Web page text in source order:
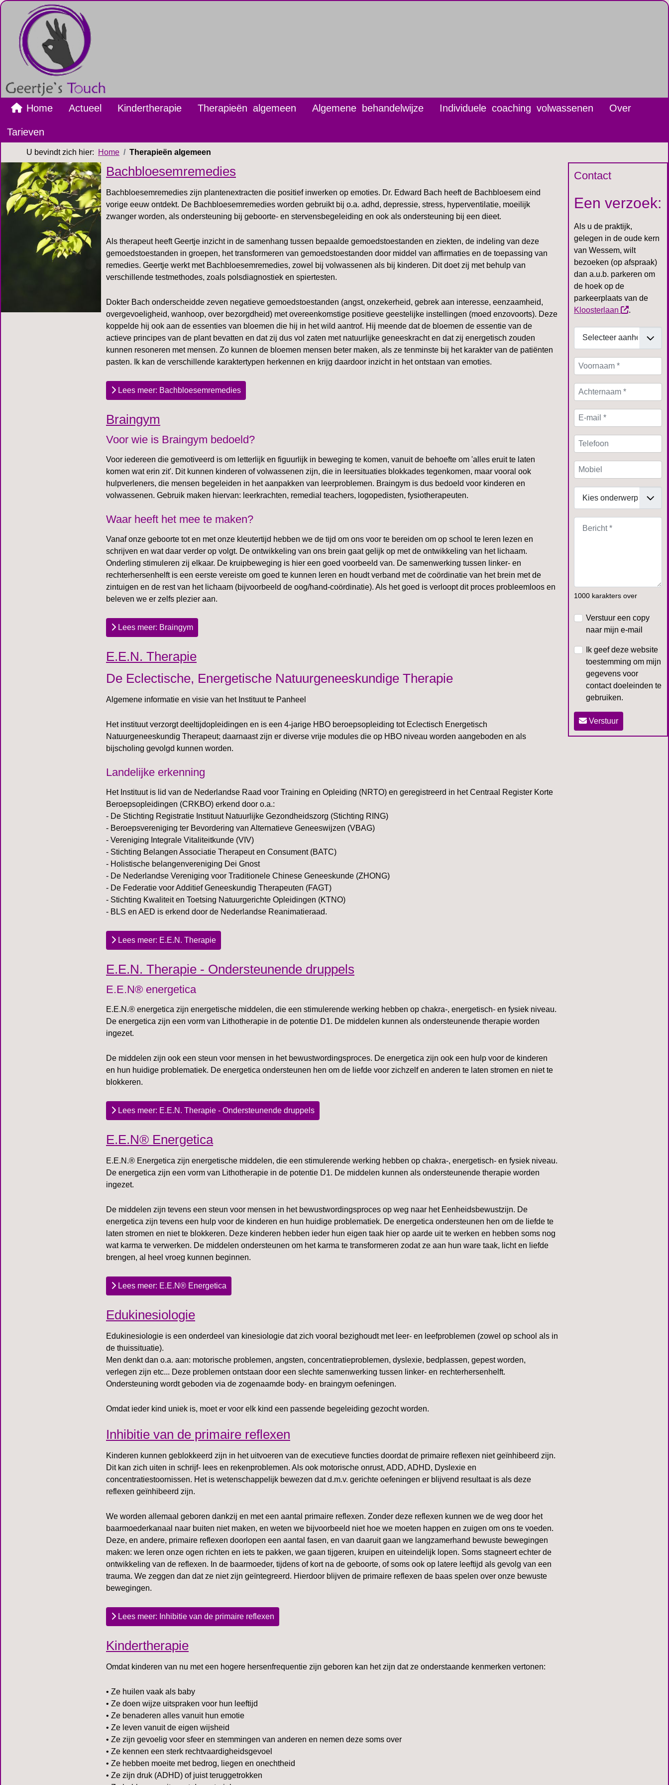
Home Actueel Kindertherapie Therapieën algemeen Algemene behandelwijze Individuele coaching volwassenen Over
Tarieven
U bevindt zich hier: Home Therapieën algemeen
Bachbloesemremedies
Bachbloesemremedies zijn plantenextracten die positief inwerken op emoties. Dr. Edward Bach heeft de Bachbloesem eind
vorige eeuw ontdekt. De Bachbloesemremedies worden gebruikt bij o.a. adhd, depressie, stress, hyperventilatie, moeilijk
zwanger worden, als ondersteuning bij geboorte- en stervensbegeleiding en ook als ondersteuning bij een dieet.
Als therapeut heeft Geertje inzicht in de samenhang tussen bepaalde gemoedstoestanden en ziekten, de indeling van deze
gemoedstoestanden in groepen, het transformeren van gemoedstoestanden door middel van affirmaties en de toepassing van
remedies. Geertje werkt met Bachbloesemremedies, zowel bij volwassenen als bij kinderen. Dit doet zij met behulp van
verschillende testmethodes, zoals polsdiagnostiek en spiertesten.
Dokter Bach onderscheidde zeven negatieve gemoedstoestanden (angst, onzekerheid, gebrek aan interesse, eenzaamheid,
overgevoeligheid, wanhoop, over bezorgdheid) met overeenkomstige positieve geestelijke instellingen (moed enzovoorts). Deze
koppelde hij ook aan de essenties van bloemen die hij in het wild aantrof. Hij meende dat de bloemen de essentie van de
actieve principes van de plant bevatten en dat zij dus vol zaten met natuurlijke geneeskracht en dat zij energetisch zouden
kunnen resoneren met mensen. Zo kunnen de bloemen mensen beter maken, als ze tenminste bij het karakter van de patiënten
pasten. Ik kan de verschillende karaktertypen herkennen en krijg daardoor inzicht in het ontstaan van emoties.
Lees meer: Bachbloesemremedies
Braingym
Voor wie is Braingym bedoeld?
Voor iedereen die gemotiveerd is om letterlijk en figuurlijk in beweging te komen, vanuit de behoefte om 'alles eruit te laten
komen wat erin zit'. Dit kunnen kinderen of volwassenen zijn, die in leersituaties blokkades tegenkomen, maar vooral ook
hulpverleners, die mensen begeleiden in het aanpakken van leerproblemen. Braingym is dus bedoeld voor kinderen en
volwassenen. Gebruik maken hiervan: leerkrachten, remedial teachers, logopedisten, fysiotherapeuten.
Waar heeft het mee te maken?
Vanaf onze geboorte tot en met onze kleutertijd hebben we de tijd om ons voor te bereiden om op school te leren lezen en
schrijven en wat daar verder op volgt. De ontwikkeling van ons brein gaat gelijk op met de ontwikkeling van het lichaam.
Onderling stimuleren zij elkaar. De kruipbeweging is hier een goed voorbeeld van. De samenwerking tussen linker- en
rechterhersenhelft is een eerste vereiste om goed te kunnen leren en houdt verband met de coördinatie van het brein met de
zintuigen en de rest van het lichaam (bijvoorbeeld de oog/hand-coördinatie). Als het goed is verloopt dit proces probleemloos en
beleven we er zelfs plezier aan.
Lees meer: Braingym
E.E.N. Therapie
De Eclectische, Energetische Natuurgeneeskundige Therapie
Algemene informatie en visie van het Instituut te Panheel
Het instituut verzorgt deeltijdopleidingen en is een 4-jarige HBO beroepsopleiding tot Eclectisch Energetisch
Natuurgeneeskundig Therapeut; daarnaast zijn er diverse vrije modules die op HBO niveau worden aangeboden en als
bijscholing gevolgd kunnen worden.
Landelijke erkenning
Het Instituut is lid van de Nederlandse Raad voor Training en Opleiding (NRTO) en geregistreerd in het Centraal Register Korte
Beroepsopleidingen (CRKBO) erkend door o.a.:
- De Stichting Registratie Instituut Natuurlijke Gezondheidszorg (Stichting RING)
- Beroepsvereniging ter Bevordering van Alternatieve Geneeswijzen (VBAG)
- Vereniging Integrale Vitaliteitkunde (VIV)
- Stichting Belangen Associatie Therapeut en Consument (BATC)
- Holistische belangenvereniging Dei Gnost
- De Nederlandse Vereniging voor Traditionele Chinese Geneeskunde (ZHONG)
- De Federatie voor Additief Geneeskundig Therapeuten (FAGT)
- Stichting Kwaliteit en Toetsing Natuurgerichte Opleidingen (KTNO)
- BLS en AED is erkend door de Nederlandse Reanimatieraad.
Lees meer: E.E.N. Therapie
E.E.N. Therapie - Ondersteunende druppels
E.E.N® energetica
E.E.N.® energetica zijn energetische middelen, die een stimulerende werking hebben op chakra-, energetisch- en fysiek niveau.
De energetica zijn een vorm van Lithotherapie in de potentie D1. De middelen kunnen als ondersteunende therapie worden
ingezet.
De middelen zijn ook een steun voor mensen in het bewustwordingsproces. De energetica zijn ook een hulp voor de kinderen
en hun huidige problematiek. De energetica ondersteunen hen om de liefde voor zichzelf en anderen te laten stromen en niet te
blokkeren.
Lees meer: E.E.N. Therapie - Ondersteunende druppels
E.E.N® Energetica
E.E.N.® Energetica zijn energetische middelen, die een stimulerende werking hebben op chakra-, energetisch- en fysiek niveau.
De energetica zijn een vorm van Lithotherapie in de potentie D1. De middelen kunnen als ondersteunende therapie worden
ingezet.
De middelen zijn tevens een steun voor mensen in het bewustwordingsproces op weg naar het Eenheidsbewustzijn. De
energetica zijn tevens een hulp voor de kinderen en hun huidige problematiek. De energetica ondersteunen hen om de liefde te
laten stromen en niet te blokkeren. Deze kinderen hebben ieder hun eigen taak hier op aarde uit te werken en hebben soms nog
wat karma te verwerken. De middelen ondersteunen om het karma te transformeren zodat ze aan hun ware taak, licht en liefde
brengen, al heel vroeg kunnen beginnen.
Lees meer: E.E.N® Energetica
Edukinesiologie
Edukinesiologie is een onderdeel van kinesiologie dat zich vooral bezighoudt met leer- en leefproblemen (zowel op school als in
de thuissituatie).
Men denkt dan o.a. aan: motorische problemen, angsten, concentratieproblemen, dyslexie, bedplassen, gepest worden,
verlegen zijn etc... Deze problemen ontstaan door een slechte samenwerking tussen linker- en rechterhersenhelft.
Ondersteuning wordt geboden via de zogenaamde body- en braingym oefeningen.
Omdat ieder kind uniek is, moet er voor elk kind een passende begeleiding gezocht worden.
Inhibitie van de primaire reflexen
Kinderen kunnen geblokkeerd zijn in het uitvoeren van de executieve functies doordat de primaire reflexen niet geïnhibeerd zijn.
Dit kan zich uiten in schrijf- lees en rekenproblemen. Als ook motorische onrust, ADD, ADHD, Dyslexie en
concentratiestoornissen. Het is wetenschappelijk bewezen dat d.m.v. gerichte oefeningen er blijvend resultaat is als deze
reflexen geïnhibeerd zijn.
We worden allemaal geboren dankzij en met een aantal primaire reflexen. Zonder deze reflexen kunnen we de weg door het
baarmoederkanaal naar buiten niet maken, en weten we bijvoorbeeld niet hoe we moeten happen en zuigen om ons te voeden.
Deze, en andere, primaire reflexen doorlopen een aantal fasen, en van daaruit gaan we langzamerhand bewuste bewegingen
maken: we leren onze ogen richten en iets te pakken, we gaan tijgeren, kruipen en uiteindelijk lopen. Soms stagneert echter de
ontwikkeling van de reflexen. In de baarmoeder, tijdens of kort na de geboorte, of soms ook op latere leeftijd als gevolg van een
trauma. We zeggen dan dat ze niet zijn geïntegreerd. Hierdoor blijven de primaire reflexen de baas spelen over onze bewuste
bewegingen.
Lees meer: Inhibitie van de primaire reflexen
Kindertherapie
Omdat kinderen van nu met een hogere hersenfrequentie zijn geboren kan het zijn dat ze onderstaande kenmerken vertonen:
• Ze huilen vaak als baby
• Ze doen wijze uitspraken voor hun leeftijd
• Ze benaderen alles vanuit hun emotie
• Ze leven vanuit de eigen wijsheid
• Ze zijn gevoelig voor sfeer en stemmingen van anderen en nemen deze soms over
• Ze kennen een sterk rechtvaardigheidsgevoel
• Ze hebben moeite met bedrog, liegen en onechtheid
• Ze zijn druk (ADHD) of juist teruggetrokken
Contact
Een verzoek:
Als u de praktijk,
gelegen in de oude kern
van Wessem, wilt
bezoeken (op afspraak)
dan a.u.b. parkeren om
de hoek op de
parkeerplaats van de
Kloosterlaan
.
1000 karakters over
Verstuur een copy
naar mijn e-mail
Ik geef deze website
toestemming om mijn
gegevens voor
contact doeleinden te
gebruiken.
Verstuur